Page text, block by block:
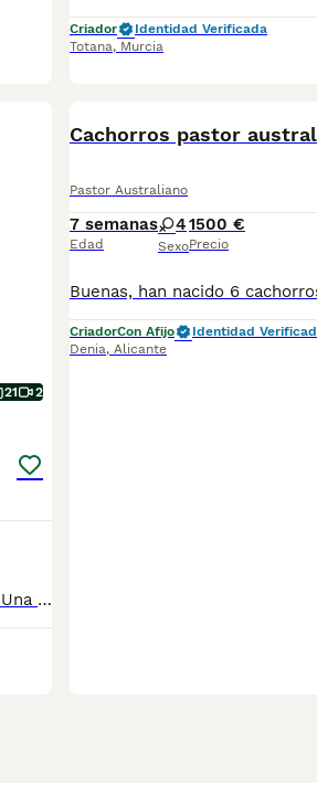
Criador
Identidad Verificada
Totana, Murcia
21 2
Tenemos una camada de pastor australiano, de Riatta y Riley. Una combinación de padres campeones, ambos con todas sus pruebas de salud realizadas y con un carácter sociable, equilibrado y agradable. Nuestros perros forman parte de nuestra familia y criamos de manera limitada, priorizando siempre la salud, el carácter y una estructura correcta dentro del estándar de la raza. Los cachorros nacen en nuestro dormitorio, al lado de nuestra cama, y poco a poco empiezan a integrarse en las zonas comunes de la casa. A partir de la quinta semana cuentan con un área especialmente diseñada para ellos, equipada con juegos, circuitos y actividades que favorecen su desarrollo físico, cognitivo y emocional. Los padres son campeones de las exposiciones de belleza. La madre campeona de Espana, el padre campeón de 10 países e internacional. Cuentan con pruebas de salud: * Caderas * Codos * Oculares * Corazón * Enfermedades genéticas (libre de PRA, MDR1, HSF4, CD, NCL6, CMR1, IGS, DM) * Prueba de caracter * ADN Los cachorros crecen con atención individual y una socialización temprana cuidadosamente trabajada desde sus primeras semanas de vida. Buscamos principalmente familias responsables y comprometidas, que deseen compartir su vida con un compañero equilibrado, inteligente y cariñoso. La camada está inscrita en la RSCE y los cachorros se entregarán con: * Pedigree, LOE * Pasaporte europeo * Vacunación y desparasitación al día * Contrato de compraventa con garantías sanitarias por la vida * Copia de pruebas de salud de los progenitores * Certificado veterinario de estado de buena salud * Una copia de la programa de socialización Si desea más información sobre la camada o sobre nuestra crianza, estaremos encantados de recibir su mensaje y conocer un poco más sobre usted y el hogar que puede ofrecer. www.riavela-pastoraustraliano.es
Cachorros pastor
Pastor Australiano
7 semanas
Edad
4
Sexo
1500 €
Precio
CriadorCon Afijo
Identidad
Denia, Alicante